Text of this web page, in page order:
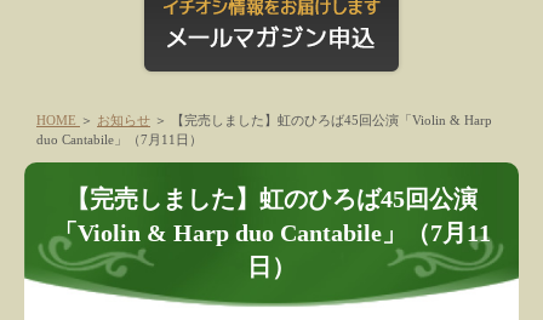
HOME ＞ お知らせ ＞
【完売しました】虹のひろば45回公演「Violin & Harp
duo Cantabile」（7月11日）
【完売しました】虹のひろば45回公演
「Violin & Harp duo Cantabile」（7月11
日）